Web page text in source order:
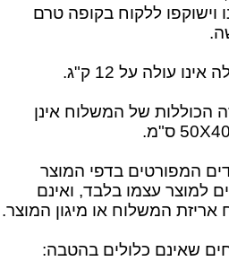
וישוקפו ללקוח בקופה טרם
עולה על 12 ק"ג.
הכוללות של המשלוח אינן
המפורטים בדפי המוצר
למוצר עצמו בלבד, ואינם
אריזת המשלוח או מיגון המוצר.
שאינם כלולים בהטבה: